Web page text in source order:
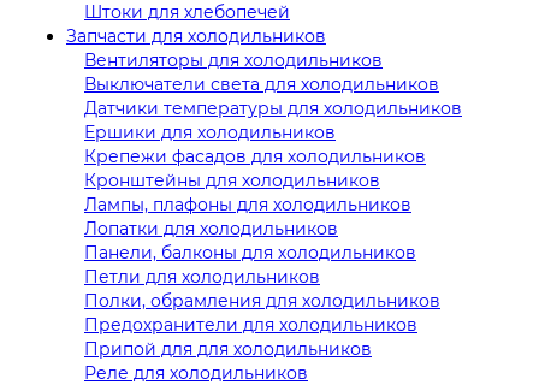
Штоки для хлебопечей
Запчасти для холодильников
Вентиляторы для холодильников
Выключатели света для холодильников
Датчики температуры для холодильников
Ершики для холодильников
Крепежи фасадов для холодильников
Кронштейны для холодильников
Лампы, плафоны для холодильников
Лопатки для холодильников
Панели, балконы для холодильников
Петли для холодильников
Полки, обрамления для холодильников
Предохранители для холодильников
Припой для для холодильников
Реле для холодильников